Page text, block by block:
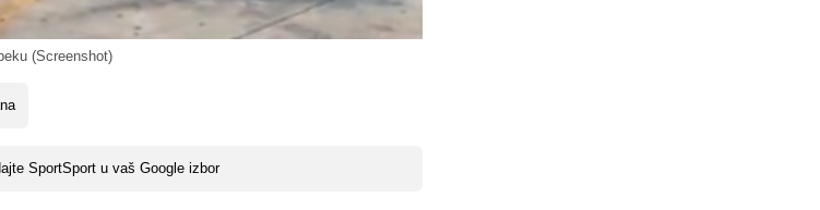
(Screenshot)
SportSport u vaš Google izbor